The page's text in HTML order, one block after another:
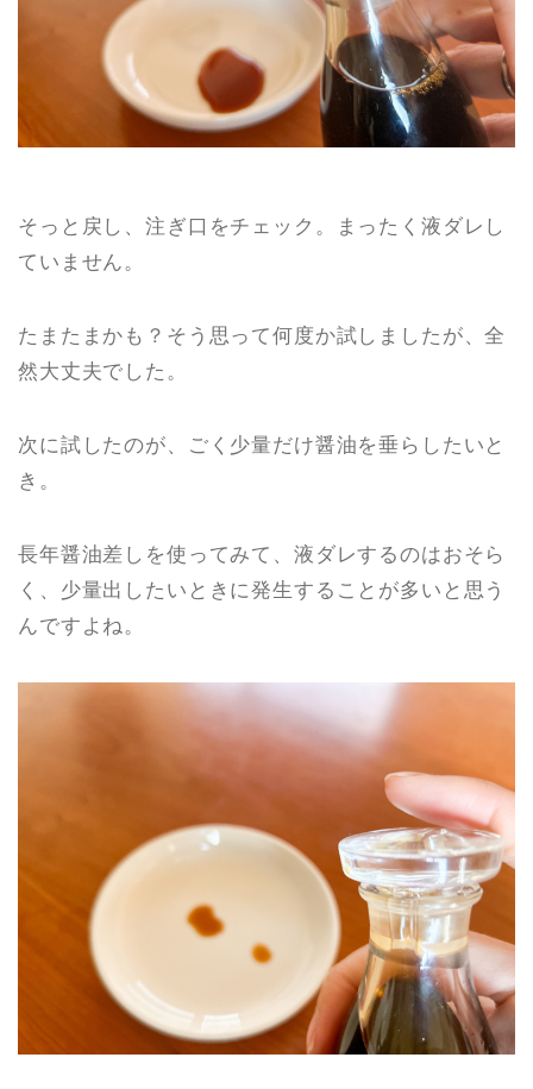
そっと戻し、注ぎ口をチェック。まったく液ダレし
ていません。
たまたまかも？そう思って何度か試しましたが、全
然大丈夫でした。
次に試したのが、ごく少量だけ醤油を垂らしたいと
き。
長年醤油差しを使ってみて、液ダレするのはおそら
く、少量出したいときに発生することが多いと思う
んですよね。